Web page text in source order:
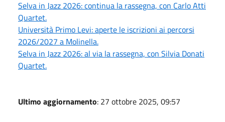
Selva in Jazz 2026: continua la rassegna, con Carlo Atti
Quartet.
Università Primo Levi: aperte le iscrizioni ai percorsi
2026/2027 a Molinella.
Selva in Jazz 2026: al via la rassegna, con Silvia Donati
Quartet.
Ultimo aggiornamento: 27 ottobre 2025, 09:57